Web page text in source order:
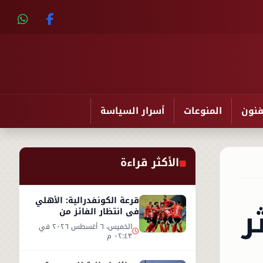
المنوعات أسرار السياسة
الأكثر قراءة
قرعة الكونفدرالية: الأهلي
في انتظار الفائز من
مقديشو سيتي وكيتاراالخميس، ٦ أغسطس ٢٠٢٦ في
٠٢:٤٣ م